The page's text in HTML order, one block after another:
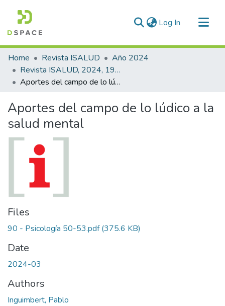
Log In (current)
Communities & Collections
All of DSpace
Statistics
Home Revista ISALUD
Año 2024
Revista ISALUD, 2024, 19(90)
Aportes del campo de lo lúdico a la salud mental
Aportes del campo de lo lúdico a la
salud mental
Files
90 - Psicología 50-53.pdf(375.6 KB)
Date
2024-03
Authors
Inguimbert, Pablo